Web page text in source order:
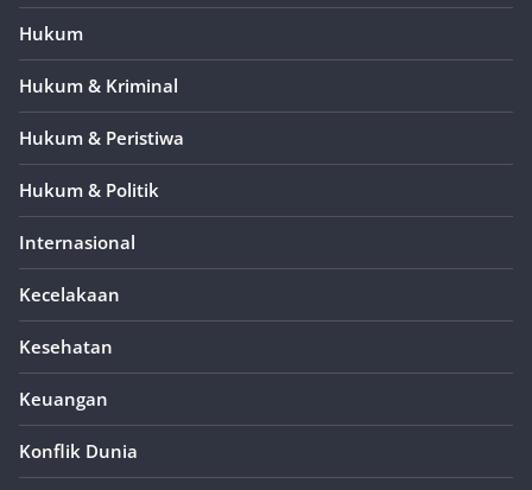
Hukum
Hukum & Kriminal
Hukum & Peristiwa
Hukum & Politik
Internasional
Kecelakaan
Kesehatan
Keuangan
Konflik Dunia